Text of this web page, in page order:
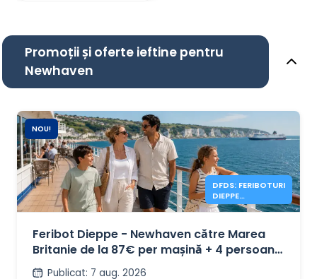
Promoții și oferte ieftine pentru
Newhaven
NOU!
DFDS: FERIBOTURI
DIEPPE
NEWHAVEN DE LA
Feribot Dieppe - Newhaven către Marea
Britanie de la 87€ per mașină + 4 persoane
cu DFDS
Publicat: 7 aug. 2026